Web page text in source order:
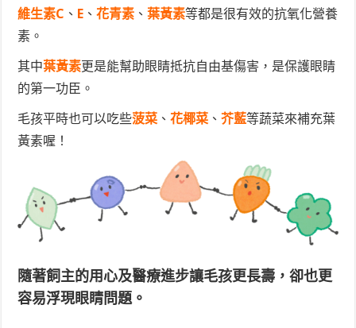
維生素C 、 E 、花青素 、葉黃素等都是很有效的抗氧化營養
素。
其中葉黃素更是能幫助眼睛抵抗自由基傷害，是保護眼睛
的第一功臣。
毛孩平時也可以吃些菠菜 、花椰菜 、芥藍等蔬菜來補充葉
黃素喔！
隨著飼主的用心及醫療進步讓毛孩更長壽，卻也更
容易浮現眼睛問題。